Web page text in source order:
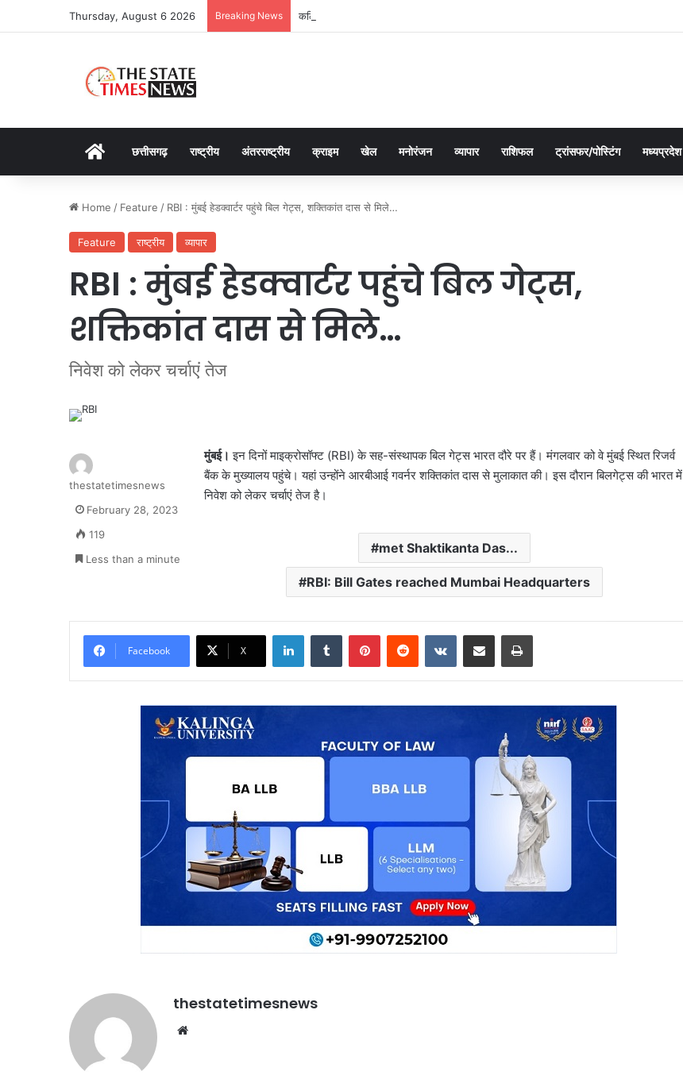
Thursday, August 6 2026 Breaking News कलिंगा विश्वविद्यालय ने इंडक्शन प्रोग्राम 2026 का सफलतापूर्वक आयोजन
Homeछत्तीसगढ़ राष्ट्रीय अंतरराष्ट्रीय क्राइम खेल मनोरंजन व्यापार राशिफल ट्रांसफर/पोस्टिंग मध्यप्रदेश
Home / Feature / RBI : मुंबई हेडक्वार्टर पहुंचे बिल गेट्स, शक्तिकांत दास से मिले…
Feature राष्ट्रीय व्यापार
RBI : मुंबई हेडक्वार्टर पहुंचे बिल गेट्स,
शक्तिकांत दास से मिले…
निवेश को लेकर चर्चाएं तेज
मुंबई। इन दिनों माइक्रोसॉफ्ट (RBI) के सह-संस्थापक बिल गेट्स भारत दौरे पर हैं। मंगलवार को वे मुंबई स्थित रिजर्व
बैंक के मुख्यालय पहुंचे। यहां उन्होंने आरबीआई गवर्नर शक्तिकांत दास से मुलाकात की। इस दौरान बिलगेट्स की भारत में
निवेश को लेकर चर्चाएं तेज है।
met Shaktikanta Das...
RBI: Bill Gates reached Mumbai Headquarters
thestatetimesnews
February 28, 2023
119
Less than a minute
Facebook X
LinkedInTumblr PinterestReddit VKontakteShare via Email Print
thestatetimesnews